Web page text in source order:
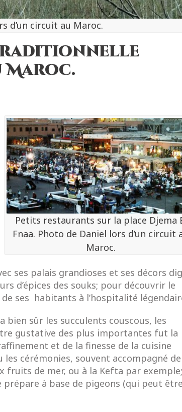
d’un circuit au Maroc.
Petits restaurants sur la place Djema
Fnaa. Photo de Daniel lors d’un circuit
Maroc.
ses palais grandioses et ses décors
d’épices des souks; pour découvrir le
ses habitants à l’hospitalité
sûr les succulents couscous, les
gustative des plus importantes fut la
et de la finesse de la cuisine
cérémonies, souvent accompagné de
fruits de mer, ou à la Kefta par exemple;
à base de pigeons (qui peut être